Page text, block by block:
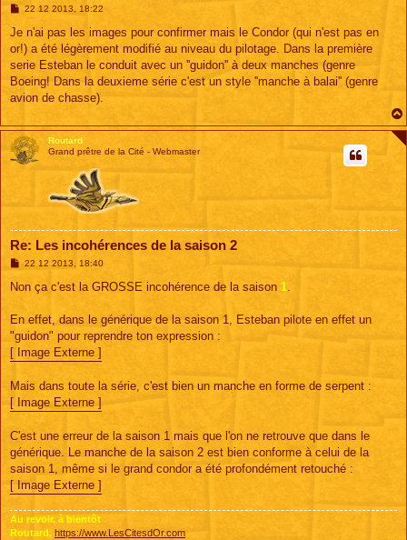
M
s
a
g
22 12 2013, 18:22
Je n'ai pas les images pour confirmer mais le Condor (qui n'est pas en
or!) a été légèrement modifié au niveau du pilotage. Dans la première
serie Esteban le conduit avec un ''guidon'' à deux manches (genre
Boeing! Dans la deuxieme série c'est un style ''manche à balai'' (genre
avion de chasse).
Routard
Grand prêtre de la Cité - Webmaster
Re: Les incohérences de la saison 2
M
s
g
22 12 2013, 18:40
Non ça c'est la GROSSE incohérence de la saison 1
En effet, dans le générique de la saison 1, Esteban pilote en effet un
"guidon" pour reprendre ton expression :
[ Image Externe ]
Mais dans toute la série, c'est bien un manche en forme de serpent :
[ Image Externe ]
C'est une erreur de la saison 1 mais que l'on ne retrouve que dans le
générique. Le manche de la saison 2 est bien conforme à celui de la
saison 1, même si le grand condor a été profondément retouché :
[ Image Externe ]
Au revoir, à bientôt
Routard, https://www.LesCitesdOr.com